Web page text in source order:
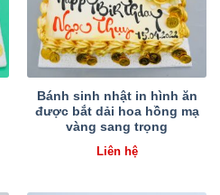
Bánh sinh nhật in hình ăn
được bắt dải hoa hồng mạ
vàng sang trọng
Liên hệ